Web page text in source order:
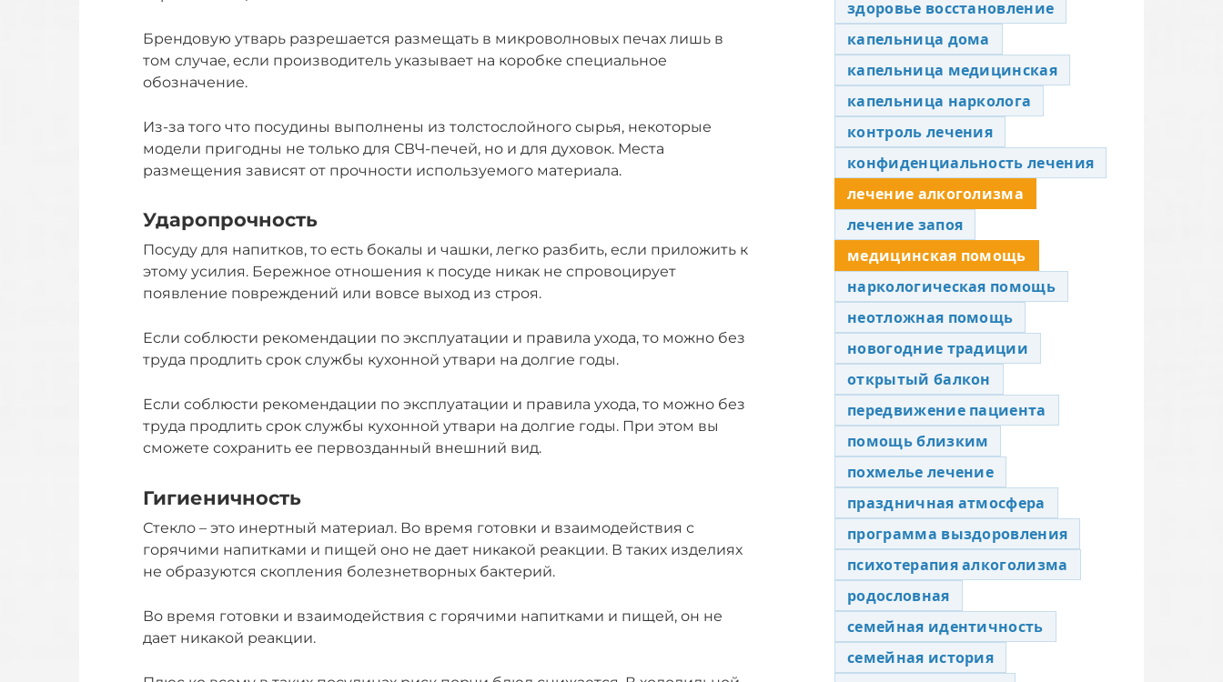
Брендовую утварь разрешается размещать в микроволновых печах лишь в
том случае, если производитель указывает на коробке специальное
обозначение.
Из-за того что посудины выполнены из толстослойного сырья, некоторые
модели пригодны не только для СВЧ-печей, но и для духовок. Места
размещения зависят от прочности используемого материала.
Ударопрочность
Посуду для напитков, то есть бокалы и чашки, легко разбить, если приложить к
этому усилия. Бережное отношения к посуде никак не спровоцирует
появление повреждений или вовсе выход из строя.
Если соблюсти рекомендации по эксплуатации и правила ухода, то можно без
труда продлить срок службы кухонной утвари на долгие годы.
Если соблюсти рекомендации по эксплуатации и правила ухода, то можно без
труда продлить срок службы кухонной утвари на долгие годы. При этом вы
сможете сохранить ее первозданный внешний вид.
Гигиеничность
Стекло – это инертный материал. Во время готовки и взаимодействия с
горячими напитками и пищей оно не дает никакой реакции. В таких изделиях
не образуются скопления болезнетворных бактерий.
Во время готовки и взаимодействия с горячими напитками и пищей, он не
дает никакой реакции.
здоровье восстановление
капельница дома
капельница медицинская
капельница нарколога
контроль лечения
конфиденциальность лечения
лечение алкоголизма
лечение запоя
медицинская помощь
наркологическая помощь
неотложная помощь
новогодние традиции
открытый балкон
передвижение пациента
помощь близким
похмелье лечение
праздничная атмосфера
программа выздоровления
психотерапия алкоголизма
родословная
семейная идентичность
семейная история